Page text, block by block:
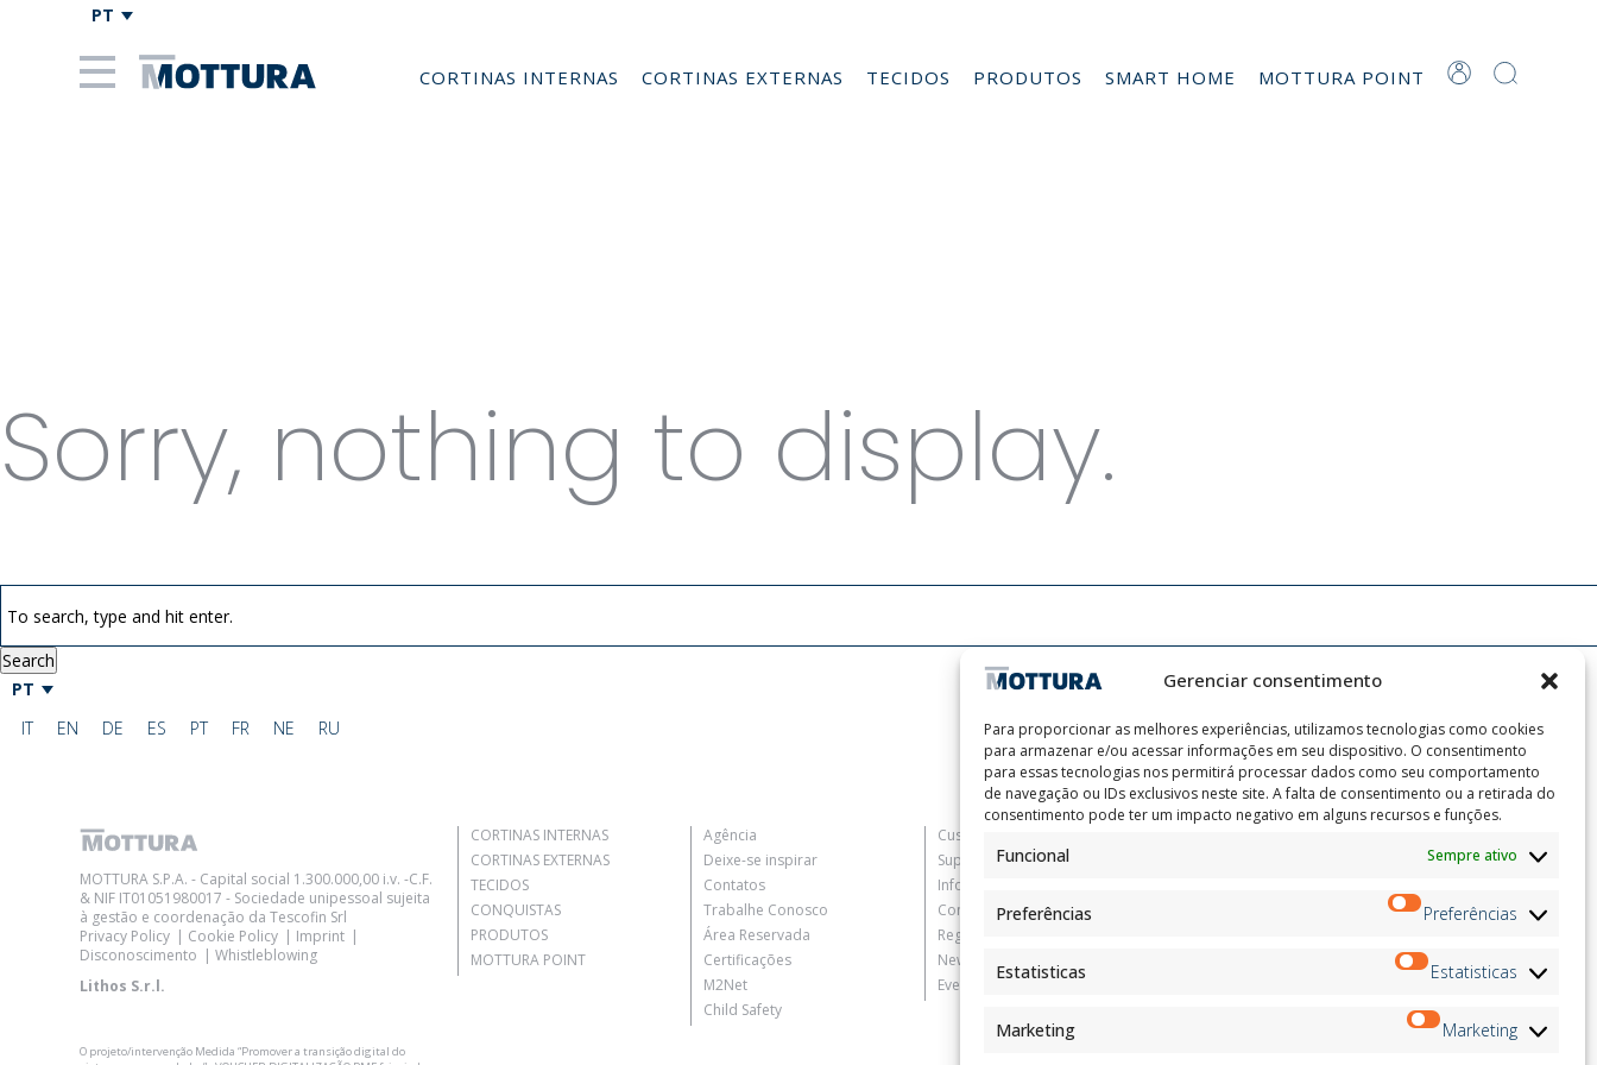
Gerenciar consentimento
Para proporcionar as melhores experiências, utilizamos tecnologias como cookies
para armazenar e/ou acessar informações em seu dispositivo. O consentimento
para essas tecnologias nos permitirá processar dados como seu comportamento
de navegação ou IDs exclusivos neste site. A falta de consentimento ou a retirada do
consentimento pode ter um impacto negativo em alguns recursos e funções.
Funcional Sempre ativo
Preferências Preferências
Estatisticas Estatisticas
Marketing Marketing
PT
CORTINAS INTERNAS CORTINAS EXTERNAS TECIDOS PRODUTOS SMART HOME MOTTURA POINT
Sorry, nothing to display.
Search
PT
IT
EN DE ES PT FR NE RU
MOTTURA S.P.A. - Capital social 1.300.000,00 i.v. -C.F.
& NIF IT01051980017 - Sociedade unipessoal sujeita
à gestão e coordenação da Tescofin Srl
Privacy Policy
Cookie Policy
Imprint
Disconoscimento
Whistleblowing
Lithos S.r.l.
O projeto/intervenção Medida “Promover a transição digital do
CORTINAS INTERNAS
CORTINAS EXTERNAS
TECIDOS
CONQUISTAS
PRODUTOS
MOTTURA POINT
Agência
Deixe-se inspirar
Contatos
Trabalhe Conosco
Área Reservada
Certificações
M2Net
Child Safety
Customer Information
Supplier Information
Information for Candidates
Contact Information
Register Information
Newsletter Information
Events Information